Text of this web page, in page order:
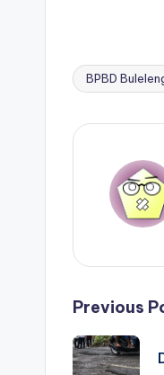
Tags:
BPBD
Post
Previous